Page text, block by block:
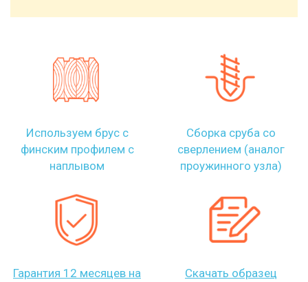
Используем брус с
финским профилем с
наплывом
Сборка сруба со
сверлением (аналог
проужинного узла)
Гарантия 12 месяцев на
Скачать образец